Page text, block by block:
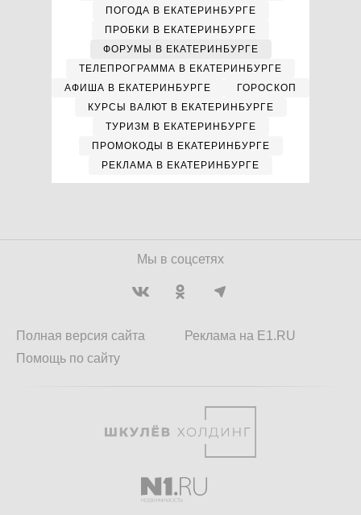
ПОГОДА В ЕКАТЕРИНБУРГЕ
ПРОБКИ В ЕКАТЕРИНБУРГЕ
ФОРУМЫ В ЕКАТЕРИНБУРГЕ
ТЕЛЕПРОГРАММА В ЕКАТЕРИНБУРГЕ
АФИША В ЕКАТЕРИНБУРГЕ
ГОРОСКОП
КУРСЫ ВАЛЮТ В ЕКАТЕРИНБУРГЕ
ТУРИЗМ В ЕКАТЕРИНБУРГЕ
ПРОМОКОДЫ В ЕКАТЕРИНБУРГЕ
РЕКЛАМА В ЕКАТЕРИНБУРГЕ
Мы в соцсетях
Полная версия сайта
Помощь по сайту
Реклама на E1.RU